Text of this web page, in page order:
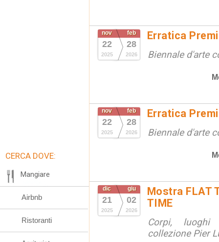
nov
22
2025
feb
28
2026
Erratica
Biennale d'arte
nov
22
2025
feb
28
2026
Erratica
Biennale d'arte
dic
21
2025
giu
02
2026
Mostra FLAT
TIME
Corpi,
collezione Pier
CERCA DOVE:
Mangiare
Airbnb
Ristoranti